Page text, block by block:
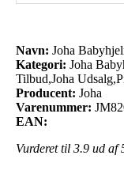
Navn: Joha
Kategori: Joha
Tilbud,Joha
Producent: Joha
Varenummer:
EAN:
Vurderet til 3.9 ud af